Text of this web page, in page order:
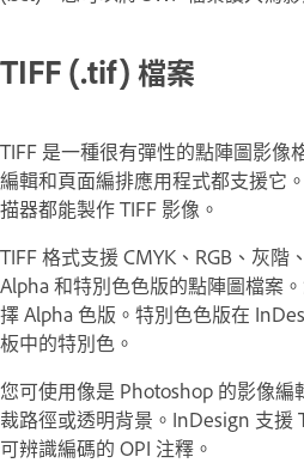
TIFF (.tif) 檔案
TIFF 是一種很有彈性的點陣圖影像
編輯和頁面編排應用程式都支援它
描器都能製作 TIFF 影像。
TIFF 格式支援 CMYK、RGB、灰階
Alpha 和特別色色版的點陣圖檔案
擇 Alpha 色版。特別色色版在
板中的特別色。
您可使用像是 Photoshop 的影像編
裁路徑或透明背景。InDesign 支援
可辨識編碼的 OPI 注釋。